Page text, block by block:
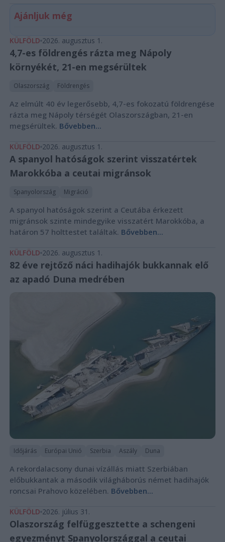
Ajánljuk még
KÜLFÖLD 2026. augusztus 1.
4,7-es földrengés rázta meg Nápoly
környékét, 21-en megsérültek
Olaszország Földrengés
Az elmúlt 40 év legerősebb, 4,7-es fokozatú földrengése
rázta meg Nápoly térségét Olaszországban, 21-en
megsérültek. Bővebben...
KÜLFÖLD 2026. augusztus 1.
A spanyol hatóságok szerint visszatértek
Marokkóba a ceutai migránsok
Spanyolország Migráció
A spanyol hatóságok szerint a Ceutába érkezett
migránsok szinte mindegyike visszatért Marokkóba, a
határon 57 holttestet találtak. Bővebben...
KÜLFÖLD 2026. augusztus 1.
82 éve rejtőző náci hadihajók bukkannak elő
az apadó Duna medrében
Időjárás Európai Unió Szerbia Aszály Duna
A rekordalacsony dunai vízállás miatt Szerbiában
előbukkantak a második világháborús német hadihajók
roncsai Prahovo közelében. Bővebben...
KÜLFÖLD 2026. július 31.
Olaszország felfüggesztette a schengeni
egyezményt Spanyolországgal a ceutai